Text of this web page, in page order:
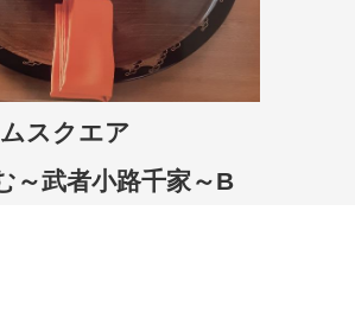
スクエア
～武者小路千家～B